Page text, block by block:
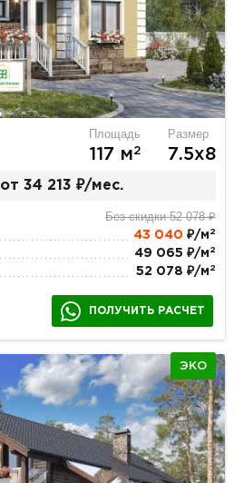
Площадь
117 м2
Размер
7.5х8
от 34 213 ₽/мес.
Без скидки 52 078 ₽
43 040 ₽/м 2
49 065 ₽/м 2
52 078 ₽/м 2
ПОЛУЧИТЬ РАСЧЕТ
ЭКО